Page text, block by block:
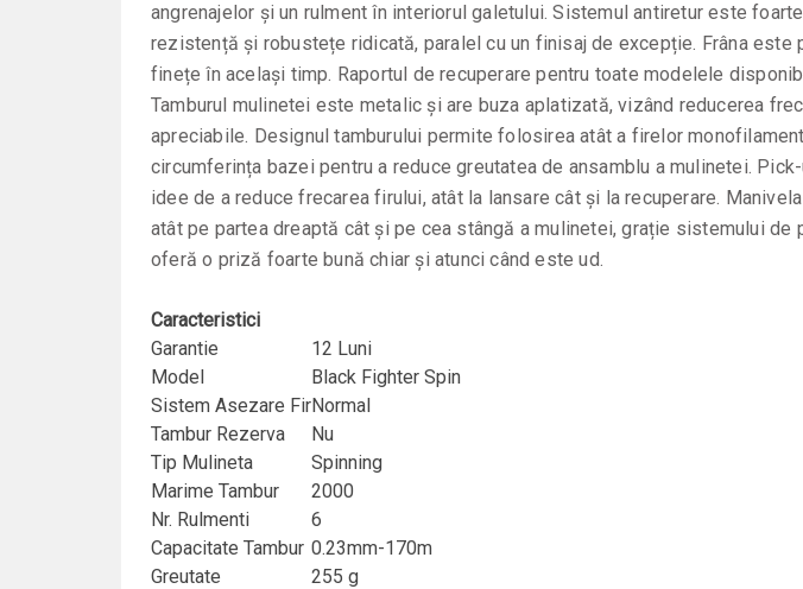
angrenajelor și un rulment în interiorul galetului. Sistemul antiretur este
rezistență și robustețe ridicată, paralel cu un finisaj de excepție. Frâna
finețe în același timp. Raportul de recuperare pentru toate modelele
Tamburul mulinetei este metalic și are buza aplatizată, vizând reducerea
apreciabile. Designul tamburului permite folosirea atât a firelor
circumferința bazei pentru a reduce greutatea de ansamblu a mulinetei.
idee de a reduce frecarea firului, atât la lansare cât și la recuperare.
atât pe partea dreaptă cât și pe cea stângă a mulinetei, grație sistemului
oferă o priză foarte bună chiar şi atunci când este ud.
Caracteristici
Garantie
12 Luni
Model
Black Fighter Spin
Sistem Asezare FirNormal
Tambur Rezerva
Nu
Tip Mulineta
Spinning
Marime Tambur
2000
Nr. Rulmenti
6
Capacitate Tambur 0.23mm-170m
Greutate
255 g